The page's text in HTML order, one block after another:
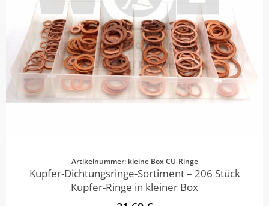
Artikelnummer: kleine Box CU-Ringe
Kupfer-Dichtungsringe-Sortiment – 206 Stück
Kupfer-Ringe in kleiner Box